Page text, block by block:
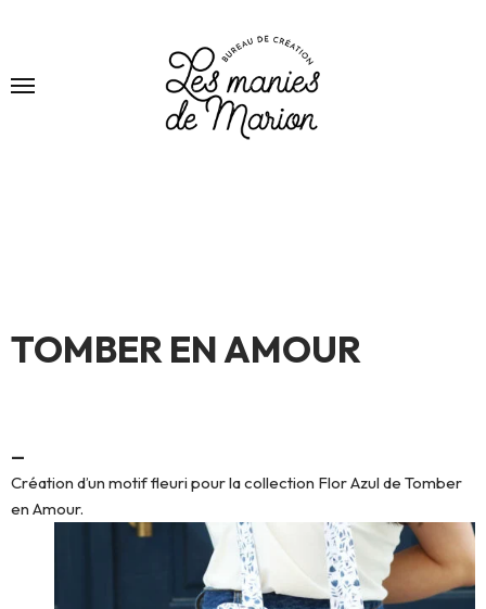
TOMBER EN AMOUR
—
Création d’un motif fleuri pour la collection Flor Azul de Tomber
en Amour.